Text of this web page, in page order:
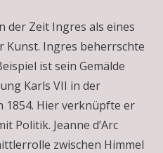
der Zeit Ingres als eines
Kunst. Ingres beherrschte
ist sein Gemälde
Karls VII in der
1854. Hier verknüpfte er
Politik. Jeanne d’Arc
zwischen Himmel